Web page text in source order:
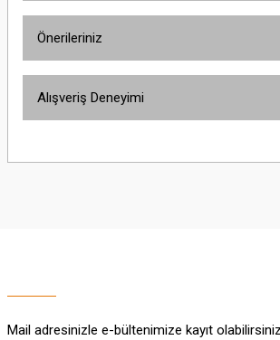
Önerileriniz
yetersiz gördüğünüz noktaları öneri formunu
Alışveriş Deneyimi
Mail adresinizle e-bültenimize kayıt